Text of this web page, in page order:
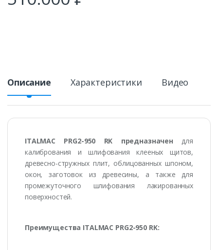
Описание Характеристики Видео
ITALMAC PRG2-950 RK предназначен для
калибрования и шлифования клееных щитов,
древесно-стружных плит, облицованных шпоном,
окон, заготовок из древесины, а также для
промежуточного шлифования лакированных
поверхностей.
Преимущества ITALMAC PRG2-950 RK: